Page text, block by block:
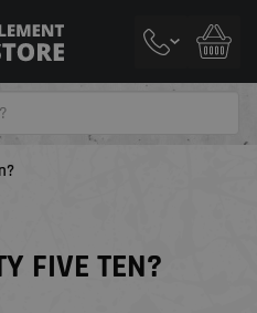
FIVE TEN?